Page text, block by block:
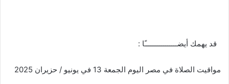
قد يهمك أيضــــــــــــــــًا :
مواقيت الصلاة في مصر اليوم الجمعة 13 في يونيو / حزيران 2025